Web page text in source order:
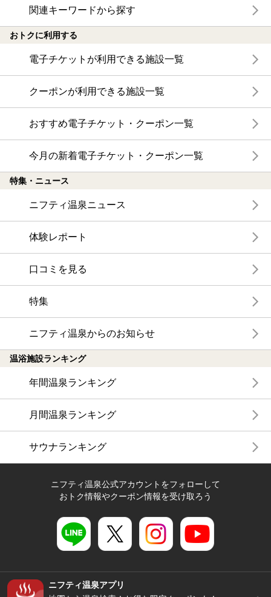
関連キーワードから探す
おトクに利用する
電子チケットが利用できる施設一覧
クーポンが利用できる施設一覧
おすすめ電子チケット・クーポン一覧
今月の新着電子チケット・クーポン一覧
特集・ニュース
ニフティ温泉ニュース
体験レポート
口コミを見る
特集
ニフティ温泉からのお知らせ
温浴施設ランキング
年間温泉ランキング
月間温泉ランキング
サウナランキング
ニフティ温泉公式アカウントをフォローして
おトク情報やクーポン情報を受け取ろう
ニフティ温泉アプリ